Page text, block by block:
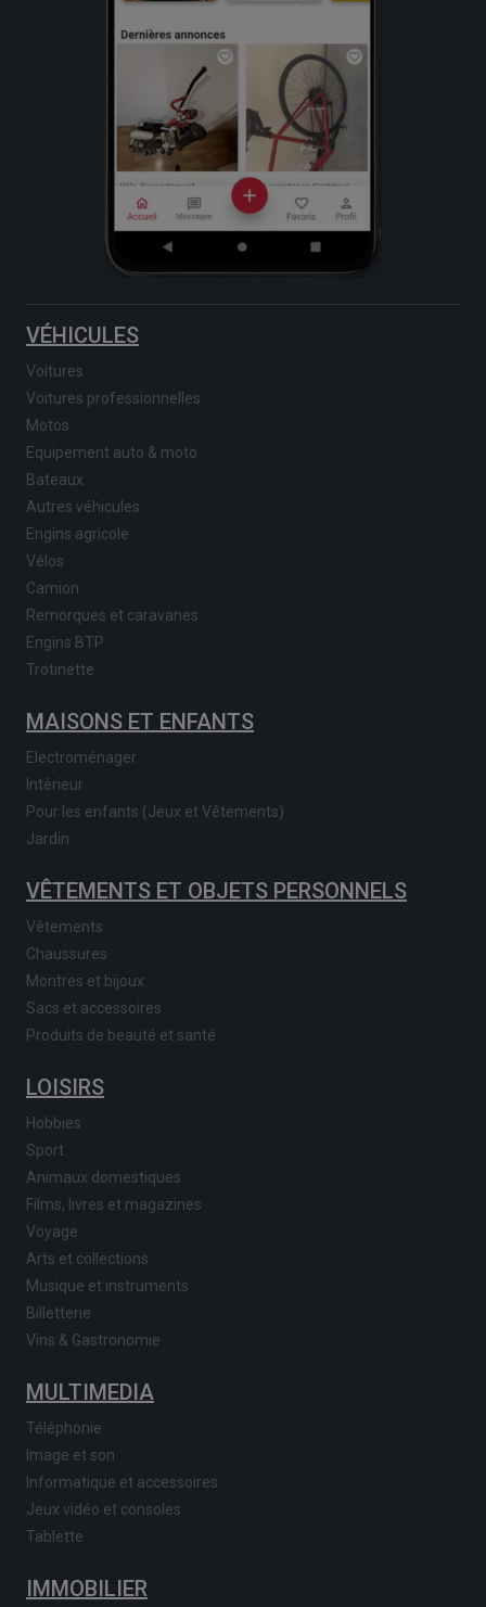
VÉHICULES
Voitures
Voitures professionnelles
Motos
Equipement auto & moto
Bateaux
Autres véhicules
Engins agricole
Vélos
Camion
Remorques et caravanes
Engins BTP
Trotinette
MAISONS ET ENFANTS
Electroménager
Intérieur
Pour les enfants (Jeux et Vêtements)
Jardin
VÊTEMENTS ET OBJETS PERSONNELS
Vêtements
Chaussures
Montres et bijoux
Sacs et accessoires
Produits de beauté et santé
LOISIRS
Hobbies
Sport
Animaux domestiques
Films, livres et magazines
Voyage
Arts et collections
Musique et instruments
Billetterie
Vins & Gastronomie
MULTIMEDIA
Téléphonie
Image et son
Informatique et accessoires
Jeux vidéo et consoles
Tablette
IMMOBILIER